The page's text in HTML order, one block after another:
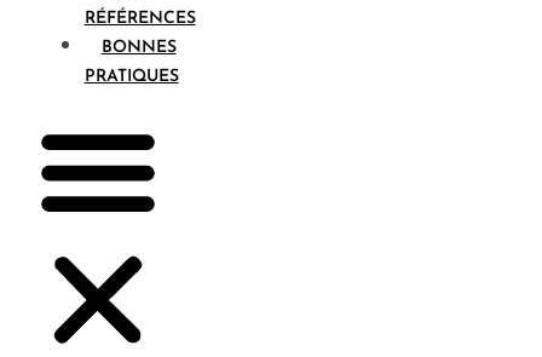
RÉFÉRENCES
BONNES
PRATIQUES